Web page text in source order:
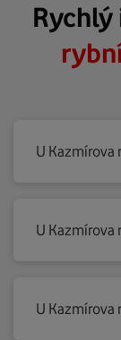
Rychlý
U Kazmírova
U Kazmírova
U Kazmírova